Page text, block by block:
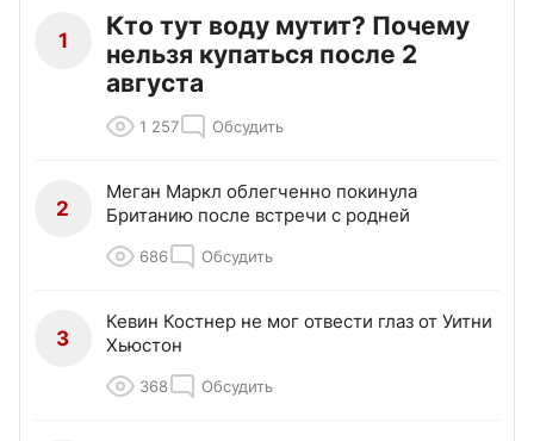
1
Кто тут воду мутит? Почему
нельзя купаться после 2
августа
1 257 Обсудить
2
Меган Маркл облегченно покинула
Британию после встречи с родней
686 Обсудить
3
Кевин Костнер не мог отвести глаз от Уитни
Хьюстон
368 Обсудить